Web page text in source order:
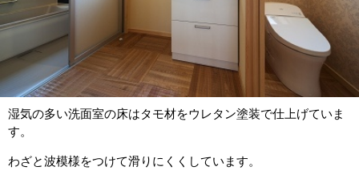
湿気の多い洗面室の床はタモ材をウレタン塗装で仕上げていま
す。
わざと波模様をつけて滑りにくくしています。